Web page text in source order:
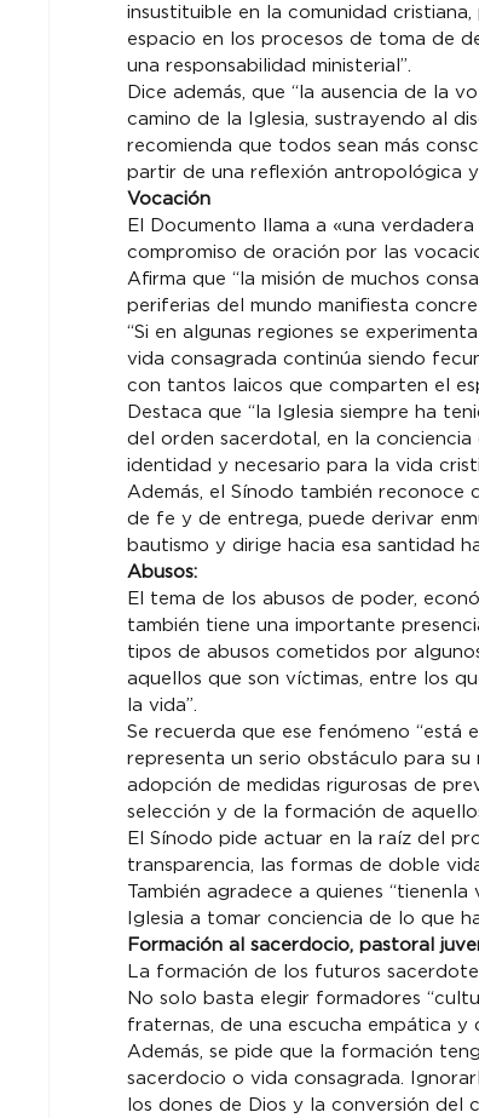
insustituible en la comunidad
espacio en los procesos de toma de
una responsabilidad ministerial”.
Dice además, que “la ausencia de la
camino de la Iglesia, sustrayendo al
recomienda que todos sean más
partir de una reflexión antropológica
Vocación
El Documento llama a «una
compromiso de oración por las
Afirma que “la misión de muchos
periferias del mundo manifiesta
“Si en algunas regiones se
vida consagrada continúa siendo
con tantos laicos que comparten el
Destaca que “la Iglesia siempre ha
del orden sacerdotal, en la
identidad y necesario para la vida
Además, el Sínodo también reconoce
de fe y de entrega, puede derivar en
bautismo y dirige hacia esa santidad
Abusos:
El tema de los abusos de poder,
también tiene una importante
tipos de abusos cometidos por
aquellos que son víctimas, entre los
la vida”.
Se recuerda que ese fenómeno
representa un serio obstáculo para su
adopción de medidas rigurosas de
selección y de la formación de
El Sínodo pide actuar en la raíz del
transparencia, las formas de doble
También agradece a quienes “tienenla
Iglesia a tomar conciencia de lo que
Formación al sacerdocio, pastoral
La formación de los futuros
No solo basta elegir formadores
fraternas, de una escucha empática
Además, se pide que la formación
sacerdocio o vida consagrada.
los dones de Dios y la conversión del